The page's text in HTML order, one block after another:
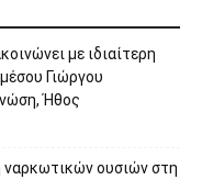
με ιδιαίτερη
Γιώργου
Ήθος
ουσιών στη